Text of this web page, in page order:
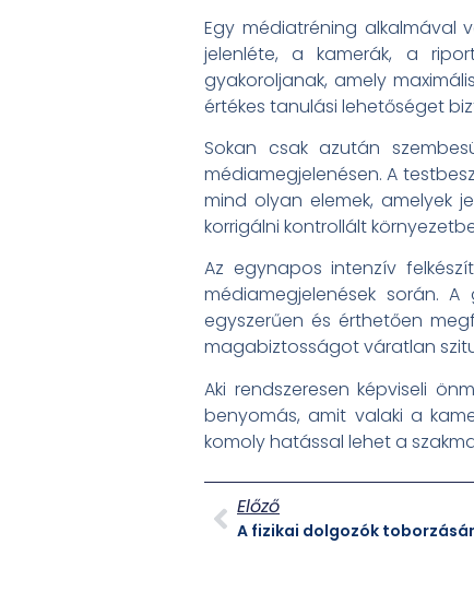
Egy médiatréning alkalmával
jelenléte, a kamerák, a
gyakoroljanak, amely
értékes tanulási lehetőséget
Sokan csak azután
médiamegjelenésen. A
mind olyan elemek, amelyek
korrigálni kontrollált
Az egynapos intenzív
médiamegjelenések során.
egyszerűen és érthetően
magabiztosságot váratlan
Aki rendszeresen képviseli
benyomás, amit valaki a
komoly hatással lehet a
Előző